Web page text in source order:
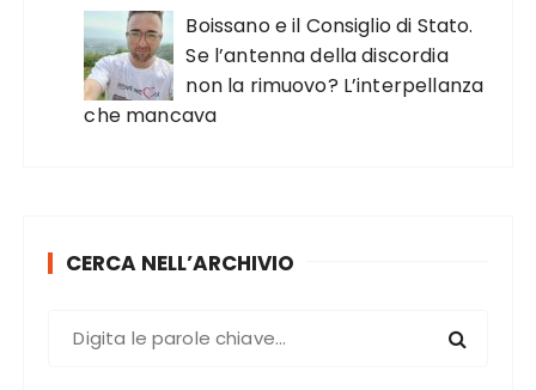
Boissano e il Consiglio di Stato.
Se l’antenna della discordia
non la rimuovo? L’interpellanza
che mancava
CERCA NELL’ARCHIVIO